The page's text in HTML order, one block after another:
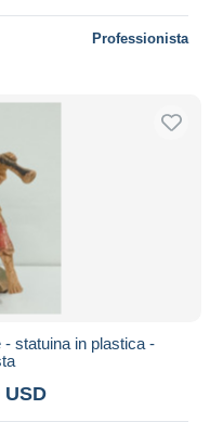
Professionista
statuina in plastica -
USD